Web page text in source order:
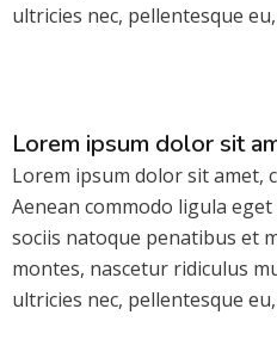
ultricies nec, pellentesque
Lorem ipsum dolor sit
Lorem ipsum dolor sit amet,
Aenean commodo ligula
sociis natoque penatibus et
montes, nascetur ridiculus
ultricies nec, pellentesque